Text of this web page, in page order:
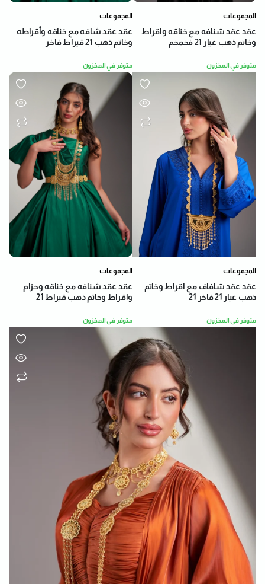
المجموعات
عقد عقد شافه مع خناقه وأقراطه
وخاتم ذهب 21 قيراط فاخر
متوفر في المخزون
المجموعات
عقد عقد شنافه مع خناقه واقراط
وخاتم ذهب عيار 21 فخمخم
متوفر في المخزون
المجموعات
عقد عقد شنافه مع خناقه وحزام
واقراط وخاتم ذهب قيراط 21
متوفر في المخزون
المجموعات
عقد عقد شافاف مع اقراط وخاتم
ذهب عيار 21 فاخر 21
متوفر في المخزون